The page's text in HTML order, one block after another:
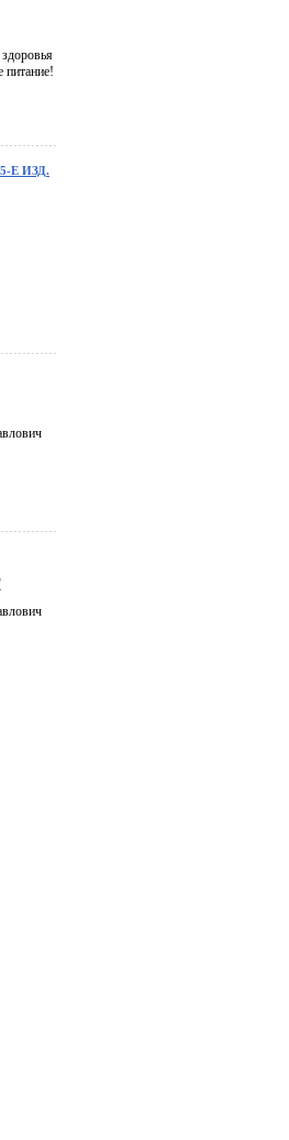
питание!
Е ИЗД.